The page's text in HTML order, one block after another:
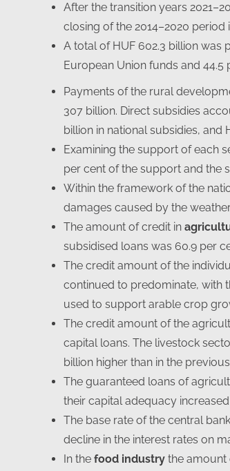
After the transition years
closing of the 2014–2020 period
A total of HUF 602.3 billion was
European Union funds and
Payments of the rural
307 billion. Direct subsidies
billion in national subsidies, and
Examining the support of each
per cent of the support and the
Within the framework of the
damages caused by the
The amount of credit in
subsidised loans was 60.9 per
The credit amount of the
continued to predominate, with
used to support arable crop
The credit amount of the
capital loans. The livestock
billion higher than in the
The guaranteed loans of
their capital adequacy increased
The base rate of the central
decline in the interest rates on
In the food industry the amount